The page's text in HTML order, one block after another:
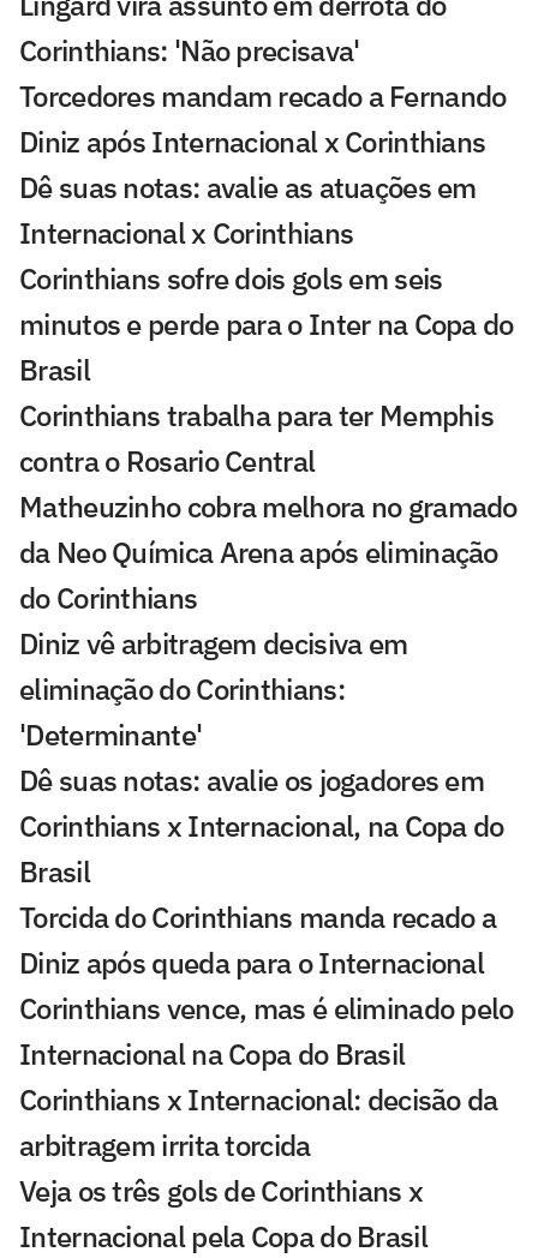
Corinthians: 'Não precisava'
Torcedores mandam recado a Fernando
Diniz após Internacional x Corinthians
Dê suas notas: avalie as atuações em
Internacional x Corinthians
Corinthians sofre dois gols em seis
minutos e perde para o Inter na Copa do
Brasil
Corinthians trabalha para ter Memphis
contra o Rosario Central
Matheuzinho cobra melhora no gramado
da Neo Química Arena após eliminação
do Corinthians
Diniz vê arbitragem decisiva em
eliminação do Corinthians:
'Determinante'
Dê suas notas: avalie os jogadores em
Corinthians x Internacional, na Copa do
Brasil
Torcida do Corinthians manda recado a
Diniz após queda para o Internacional
Corinthians vence, mas é eliminado pelo
Internacional na Copa do Brasil
Corinthians x Internacional: decisão da
arbitragem irrita torcida
Veja os três gols de Corinthians x
Internacional pela Copa do Brasil